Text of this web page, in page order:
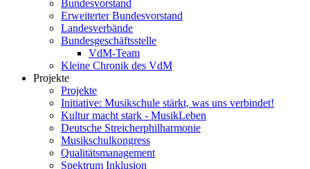
Bundesvorstand
Erweiterter Bundesvorstand
Landesverbände
Bundesgeschäftsstelle
VdM-Team
Kleine Chronik des VdM
Projekte
Projekte
Initiative: Musikschule stärkt, was uns verbindet!
Kultur macht stark - MusikLeben
Deutsche Streicherphilharmonie
Musikschulkongress
Qualitätsmanagement
Spektrum Inklusion